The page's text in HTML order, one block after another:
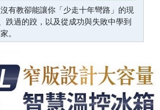
有教卻能讓你「少走十年彎路」的現
跌過的跤，以及從成功與失敗中學到
。